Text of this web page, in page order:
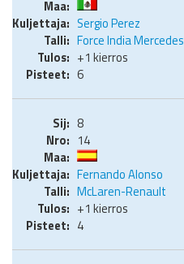
Sergio Perez
Force India Mercedes
+1 kierros
6
8
14
Fernando Alonso
McLaren-Renault
+1 kierros
4